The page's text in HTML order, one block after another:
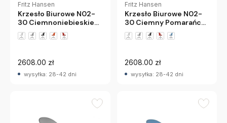
Fritz Hansen
Krzesło Biurowe N02-
30 Ciemnoniebieskie
Fritz Hansen
2608.00 zł
wysyłka: 28-42 dni
Fritz Hansen
Krzesło Biurowe N02-
30 Ciemny Pomarańcz
Fritz Hansen
2608.00 zł
wysyłka: 28-42 dni